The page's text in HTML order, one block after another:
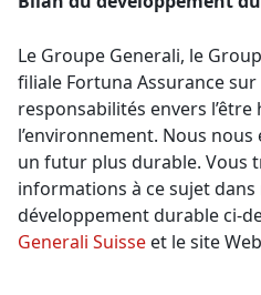
Le Groupe Generali, le
filiale Fortuna Assurance sur
responsabilités envers l’être
l’environnement. Nous
un futur plus durable. Vous
informations à ce sujet
développement durable ci-
Generali Suisse et le site